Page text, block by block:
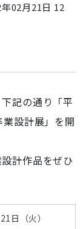
02月21日 12
記の通り「平
設計展」を開
計作品をぜひ
日（火）